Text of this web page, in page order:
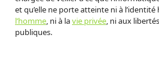
et qu’elle ne porte atteinte ni à
l’homme, ni à lavie privée, ni aux
publiques.